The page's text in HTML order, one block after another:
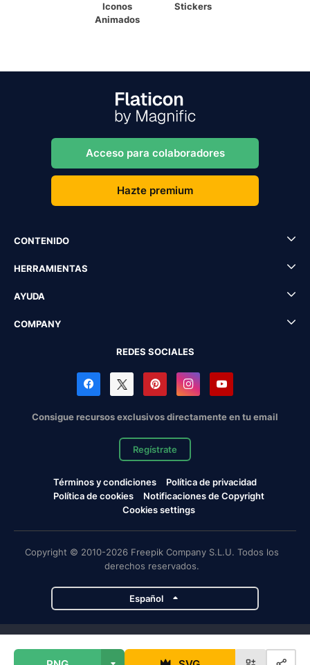
Iconos
Animados
Stickers
Acceso para colaboradores
Hazte premium
CONTENIDO
HERRAMIENTAS
AYUDA
COMPANY
REDES SOCIALES
Consigue recursos exclusivos directamente en tu email
Regístrate
Términos y condiciones
Política de privacidad
Política de cookies
Notificaciones de Copyright
Cookies settings
Copyright © 2010-2026 Freepik Company S.L.U. Todos los
derechos reservados.
Español